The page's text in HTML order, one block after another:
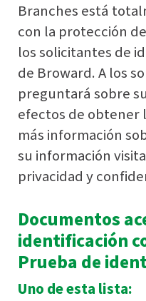
Branches está
con la protección
los solicitantes de
de Broward. A los
preguntará sobre
efectos de obtener
más información
su información
privacidad y
Documentos
identificación
Prueba de
Uno de esta lista: